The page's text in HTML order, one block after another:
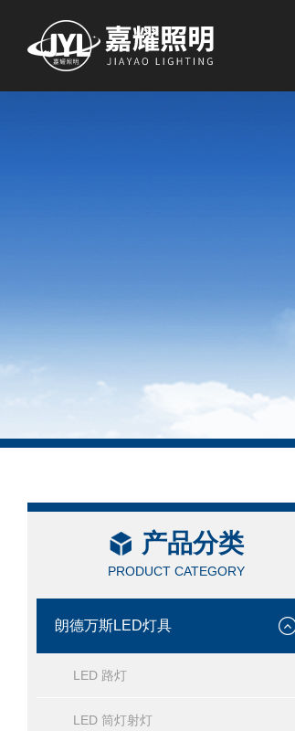
产品分类
PRODUCT CATEGORY
朗德万斯LED灯具
LED 路灯
LED 筒灯射灯